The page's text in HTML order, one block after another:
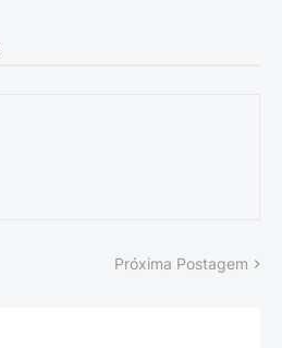
Próxima Postagem